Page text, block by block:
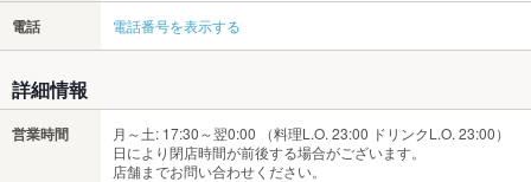
電話 電話番号を表示する
詳細情報
営業時間
月～土: 17:30～翌0:00 （料理L.O. 23:00 ドリンクL.O. 23:00）
日により閉店時間が前後する場合がございます。
店舗までお問い合わせください。